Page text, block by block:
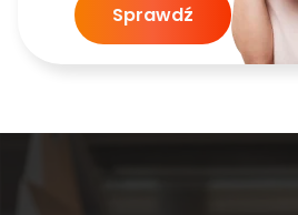
Sprawdź